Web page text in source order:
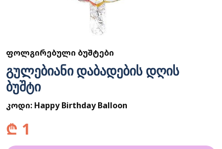
ᲤᲝᲚᲒᲘᲠᲔᲑᲣᲚᲘ ᲑᲣᲨᲢᲔᲑᲘ
გულებიანი დაბადების დღის
ბუშტი
კოდი: Happy Birthday Balloon
₾ 1